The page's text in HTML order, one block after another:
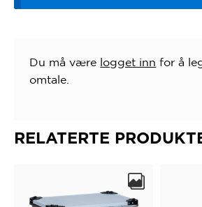
Du må være logget inn for å
omtale.
RELATERTE